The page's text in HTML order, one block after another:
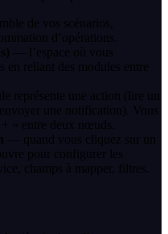
de vos scénarios,
d’opérations.
— l’espace où vous
en reliant des modules entre
représente une action (lire un
une notification). Vous
» entre deux nœuds.
— quand vous cliquez sur un
pour configurer les
champs à mapper, filtres.